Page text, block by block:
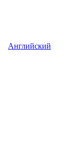
Английский